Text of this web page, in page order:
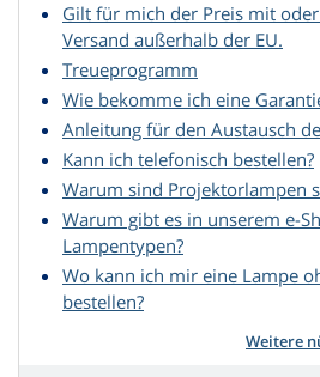
Gilt für mich der Preis mit
Versand außerhalb der EU.
Treueprogramm
Wie bekomme ich eine
Anleitung für den Austausch
Kann ich telefonisch bestellen?
Warum sind Projektorlampen
Warum gibt es in unserem e-
Lampentypen?
Wo kann ich mir eine Lampe
bestellen?
Weitere